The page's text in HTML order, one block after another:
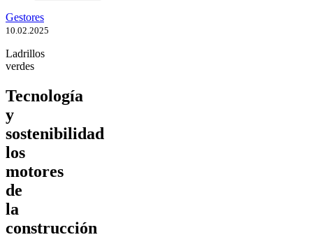
Gestores
10.02.2025
Ladrillos
verdes
Tecnología
y
sostenibilidad
los
motores
de
la
construcción